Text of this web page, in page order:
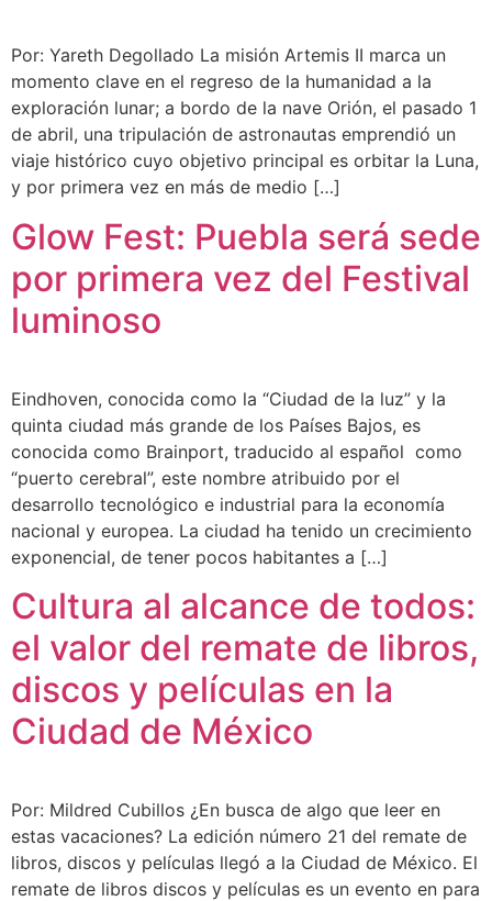
Por: Yareth Degollado La misión Artemis II marca un
momento clave en el regreso de la humanidad a la
exploración lunar; a bordo de la nave Orión, el pasado 1
de abril, una tripulación de astronautas emprendió un
viaje histórico cuyo objetivo principal es orbitar la Luna,
y por primera vez en más de medio […]
Glow Fest: Puebla será sede
por primera vez del Festival
luminoso
Eindhoven, conocida como la “Ciudad de la luz” y la
quinta ciudad más grande de los Países Bajos, es
conocida como Brainport, traducido al español como
“puerto cerebral”, este nombre atribuido por el
desarrollo tecnológico e industrial para la economía
nacional y europea. La ciudad ha tenido un crecimiento
exponencial, de tener pocos habitantes a […]
Cultura al alcance de todos:
el valor del remate de libros,
discos y películas en la
Ciudad de México
Por: Mildred Cubillos ¿En busca de algo que leer en
estas vacaciones? La edición número 21 del remate de
libros, discos y películas llegó a la Ciudad de México. El
remate de libros discos y películas es un evento en para